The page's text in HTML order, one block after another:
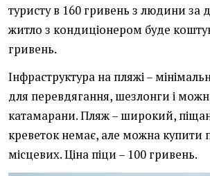
туристу в 160 гривень з людини за
житло з кондиціонером буде
гривень.
Інфраструктура на пляжі –
для перевдягання, шезлонги і
катамарани. Пляж – широкий,
креветок немає, але можна купити
місцевих. Ціна піци – 100 гривень.